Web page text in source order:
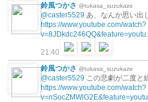
鈴風つかさ @tukasa_suzukaze
@caster5529 あ、なんか思い出
https://www.youtube.com/watch?
21:40
鈴風つかさ @tukasa_suzukaze
@caster5529 この悲劇が二度と
https://www.youtube.com/watch?